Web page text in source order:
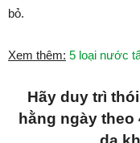
bỏ.
Xem thêm: 5 loại nước
Hãy duy trì
hằng ngày